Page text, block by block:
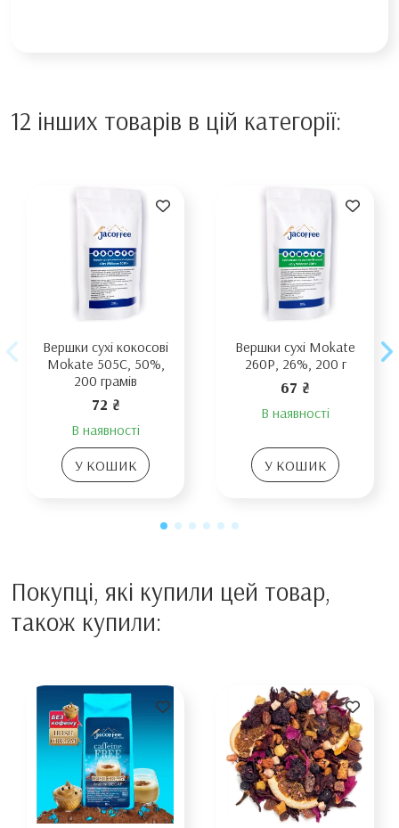
12 інших товарів в цій категорії:
Вершки сухі кокосові
Mokate 505C, 50%,
200 грамів
72 ₴
В наявності
У КОШИК
Вершки сухі Mokate
260Р, 26%, 200 г
67 ₴
В наявності
У КОШИК
Покупці, які купили цей товар,
також купили: